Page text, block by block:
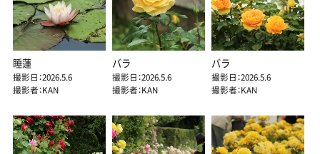
睡蓮
撮影日：2026.5.6
撮影者：KAN
バラ
撮影日：2026.5.6
撮影者：KAN
バラ
撮影日：2026.5.6
撮影者：KAN